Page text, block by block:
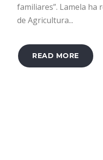
familiares”. Lamela ha
de Agricultura...
READ MORE